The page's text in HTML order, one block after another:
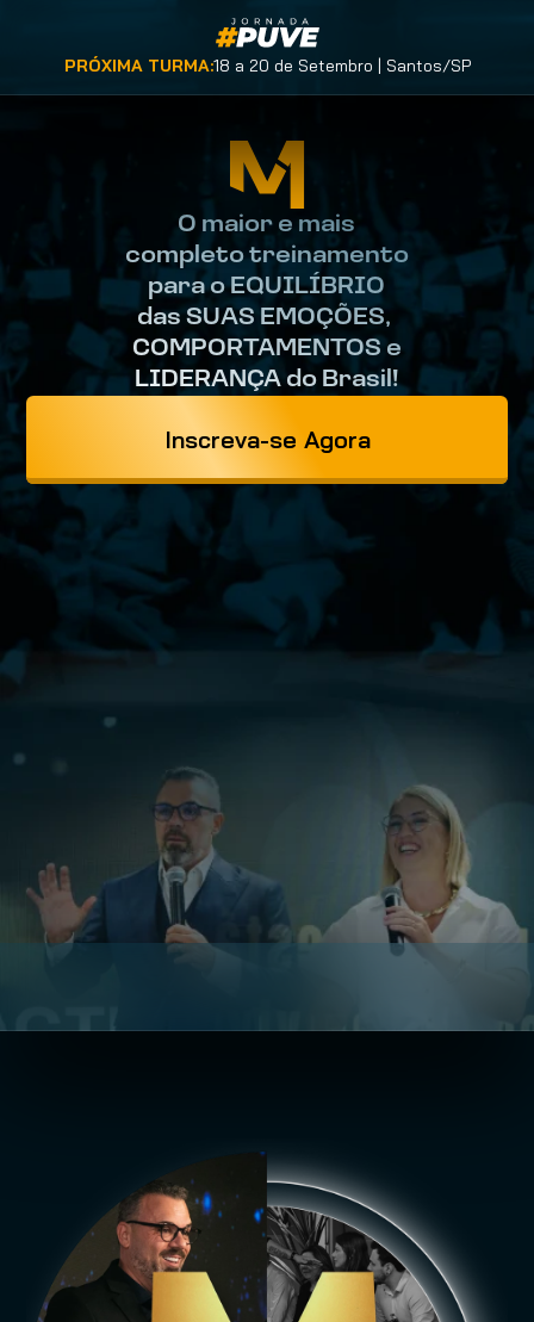
PRÓXIMA TURMA:18 a 20 de Setembro | Santos/SP
O maior e mais
completo treinamento
para o EQUILÍBRIO
das SUAS EMOÇÕES,
COMPORTAMENTOS e
LIDERANÇA do Brasil!
Inscreva-se Agora